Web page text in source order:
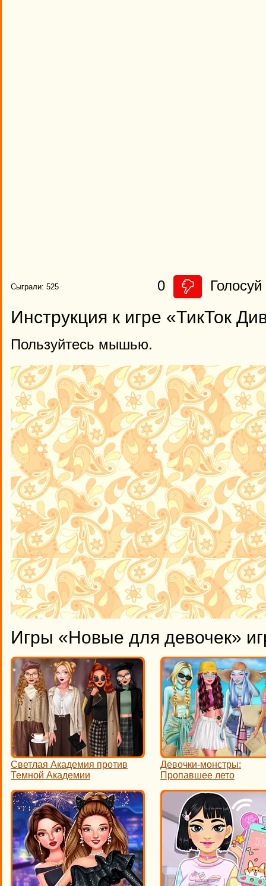
Сыграли: 525 0 Голосуй
Инструкция к игре «ТикТок
Пользуйтесь мышью.
Игры «Новые для девочек»
Светлая Академия против
Темной Академии
Девочки-монстры:
Пропавшее лето